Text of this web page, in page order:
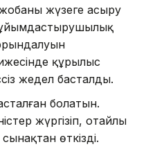
жүзеге асыру
ұйымдастырушылық
құрылыс
жедел басталды.
болатын.
жүргізіп, оңтайлы
өткізді.